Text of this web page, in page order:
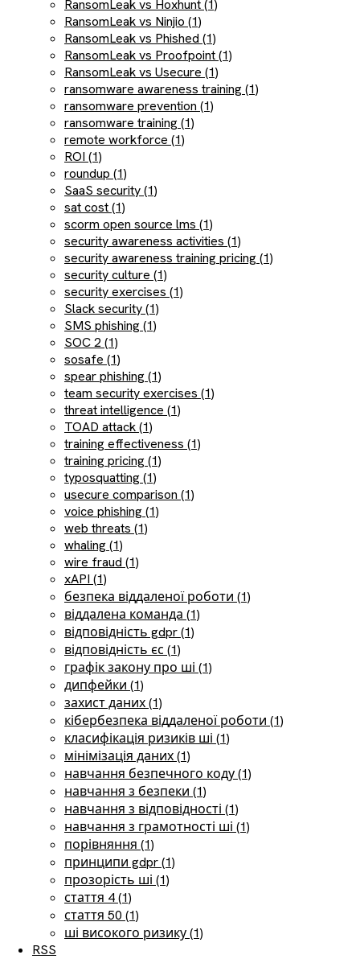
RansomLeak vs Hoxhunt (1)
RansomLeak vs Ninjio (1)
RansomLeak vs Phished (1)
RansomLeak vs Proofpoint (1)
RansomLeak vs Usecure (1)
ransomware awareness training (1)
ransomware prevention (1)
ransomware training (1)
remote workforce (1)
ROI (1)
roundup (1)
SaaS security (1)
sat cost (1)
scorm open source lms (1)
security awareness activities (1)
security awareness training pricing (1)
security culture (1)
security exercises (1)
Slack security (1)
SMS phishing (1)
SOC 2 (1)
sosafe (1)
spear phishing (1)
team security exercises (1)
threat intelligence (1)
TOAD attack (1)
training effectiveness (1)
training pricing (1)
typosquatting (1)
usecure comparison (1)
voice phishing (1)
web threats (1)
whaling (1)
wire fraud (1)
xAPI (1)
безпека віддаленої роботи (1)
віддалена команда (1)
відповідність gdpr (1)
відповідність єс (1)
графік закону про ші (1)
дипфейки (1)
захист даних (1)
кібербезпека віддаленої роботи (1)
класифікація ризиків ші (1)
мінімізація даних (1)
навчання безпечного коду (1)
навчання з безпеки (1)
навчання з відповідності (1)
навчання з грамотності ші (1)
порівняння (1)
принципи gdpr (1)
прозорість ші (1)
стаття 4 (1)
стаття 50 (1)
ші високого ризику (1)
RSS